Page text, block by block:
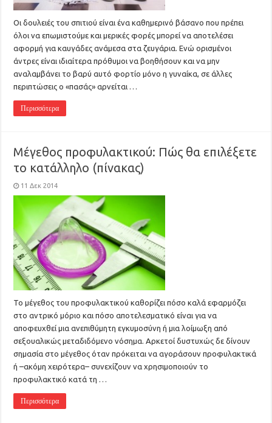
Οι δουλειές του σπιτιού είναι ένα καθημερινό βάσανο που πρέπει
όλοι να επωμιστούμε και μερικές φορές μπορεί να αποτελέσει
αφορμή για καυγάδες ανάμεσα στα ζευγάρια. Ενώ ορισμένοι
άντρες είναι ιδιαίτερα πρόθυμοι να βοηθήσουν και να μην
αναλαμβάνει το βαρύ αυτό φορτίο μόνο η γυναίκα, σε άλλες
περιπτώσεις ο «πασάς» αρνείται …
Περισσότερα
Μέγεθος προφυλακτικού: Πώς θα επιλέξετε
το κατάλληλο (πίνακας)
11 Δεκ 2014
Το μέγεθος του προφυλακτικού καθορίζει πόσο καλά εφαρμόζει
στο αντρικό μόριο και πόσο αποτελεσματικό είναι για να
αποφευχθεί μια ανεπιθύμητη εγκυμοσύνη ή μια λοίμωξη από
σεξουαλικώς μεταδιδόμενο νόσημα. Αρκετοί δυστυχώς δε δίνουν
σημασία στο μέγεθος όταν πρόκειται να αγοράσουν προφυλακτικά
ή –ακόμη χειρότερα– συνεχίζουν να χρησιμοποιούν το
προφυλακτικό κατά τη …
Περισσότερα